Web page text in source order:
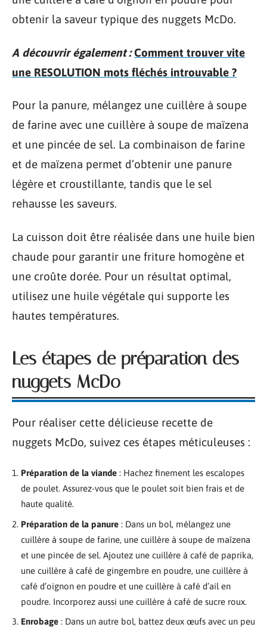
obtenir la saveur typique des nuggets McDo.
A découvrir également : Comment trouver vite
une RESOLUTION mots fléchés introuvable ?
Pour la panure, mélangez une cuillère à soupe
de farine avec une cuillère à soupe de maïzena
et une pincée de sel. La combinaison de farine
et de maïzena permet d’obtenir une panure
légère et croustillante, tandis que le sel
rehausse les saveurs.
La cuisson doit être réalisée dans une huile bien
chaude pour garantir une friture homogène et
une croûte dorée. Pour un résultat optimal,
utilisez une huile végétale qui supporte les
hautes températures.
Les étapes de préparation des
nuggets McDo
Pour réaliser cette délicieuse recette de
nuggets McDo, suivez ces étapes méticuleuses :
Préparation de la viande : Hachez finement les escalopes
de poulet. Assurez-vous que le poulet soit bien frais et de
haute qualité.
Préparation de la panure : Dans un bol, mélangez une
cuillère à soupe de farine, une cuillère à soupe de maïzena
et une pincée de sel. Ajoutez une cuillère à café de paprika,
une cuillère à café de gingembre en poudre, une cuillère à
café d’oignon en poudre et une cuillère à café d’ail en
poudre. Incorporez aussi une cuillère à café de sucre roux.
Enrobage : Dans un autre bol, battez deux œufs avec un peu